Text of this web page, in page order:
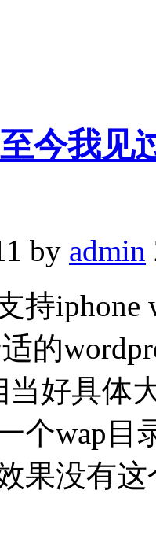
至今我
by admin
持iphone
的
好具体
个wap目
果没有